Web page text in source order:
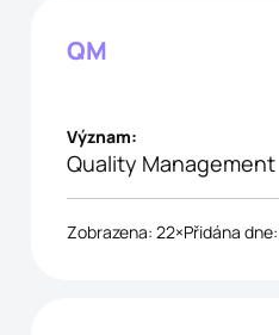
QM
Význam:
Quality Management
Zobrazena: 22×Přidána